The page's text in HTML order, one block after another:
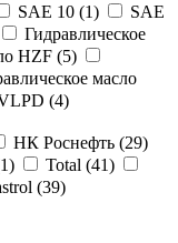
SAE 10 (1)
SAE
Гидравлическое
HZF (5)
масло
(4)
НК Роснефть (29)
Total (41)
(39)